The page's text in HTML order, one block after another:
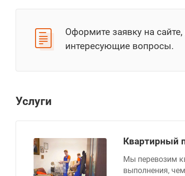
Оформите заявку на
интересующие вопросы.
Услуги
Квартирный
Мы перевозим
выполнения,